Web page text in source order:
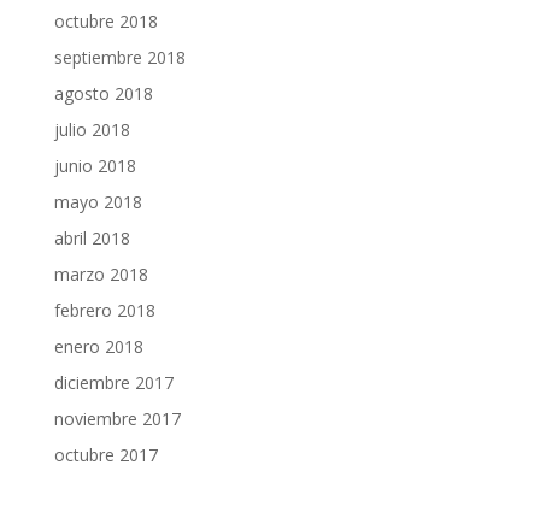
octubre 2018
septiembre 2018
agosto 2018
julio 2018
junio 2018
mayo 2018
abril 2018
marzo 2018
febrero 2018
enero 2018
diciembre 2017
noviembre 2017
octubre 2017